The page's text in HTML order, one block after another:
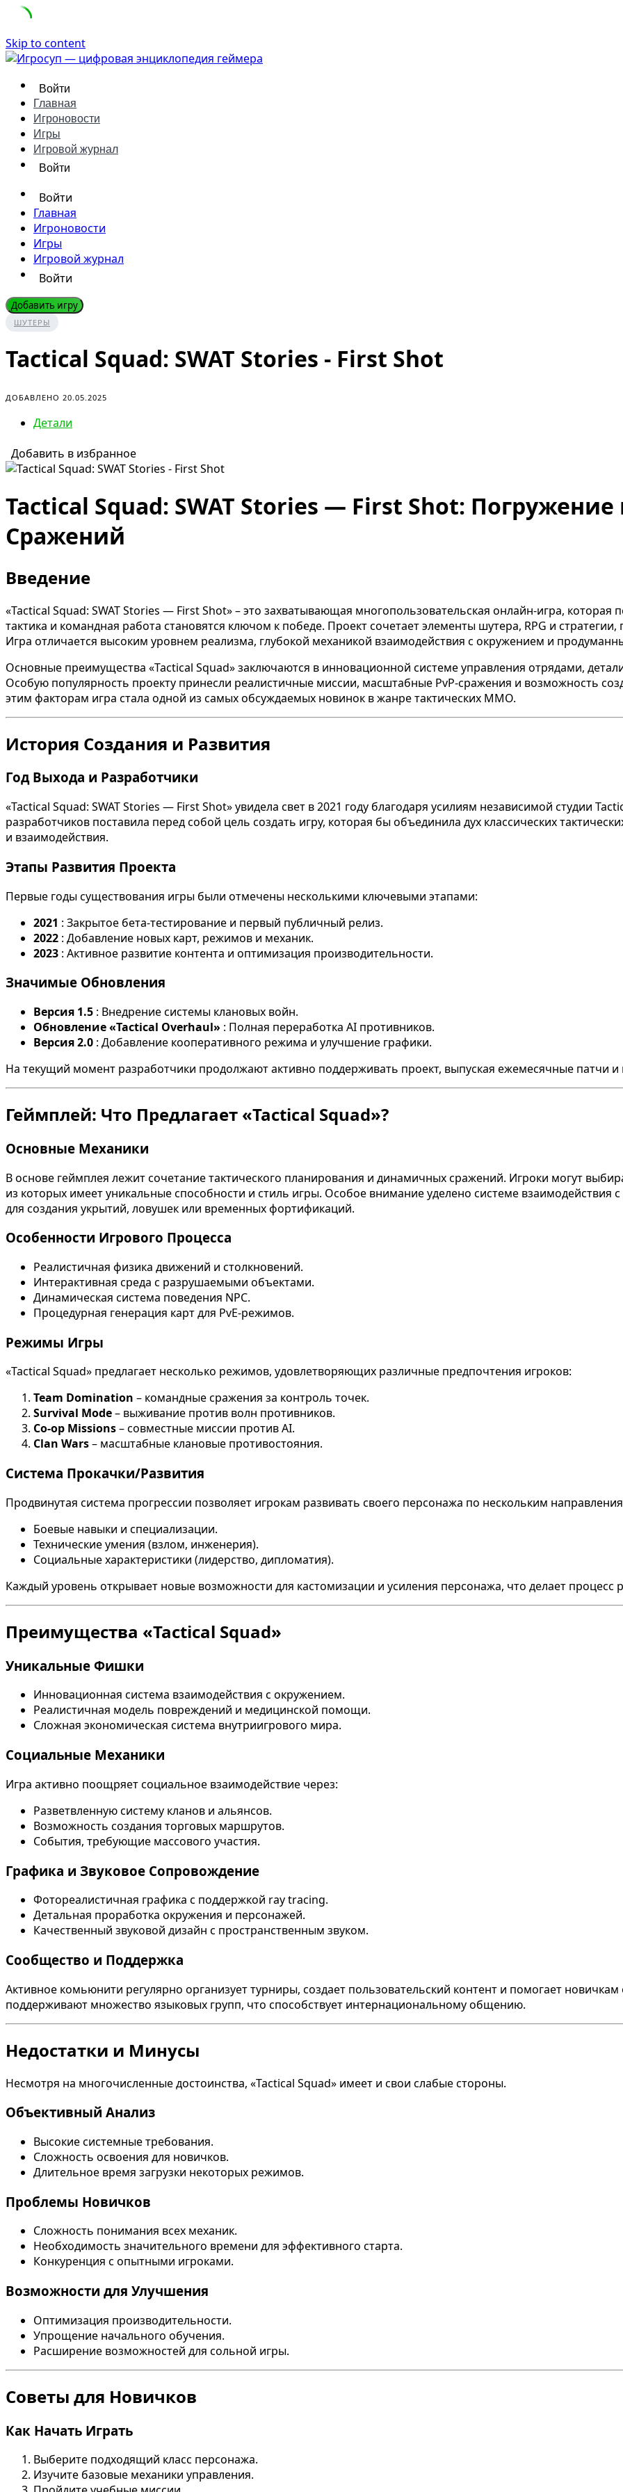
Skip to content
Войти
Главная
Игроновости
Игры
Игровой журнал
Войти
Войти
Главная
Игроновости
Игры
Игровой журнал
Войти
Добавить игру
ШУТЕРЫ
Tactical Squad: SWAT Stories - First Shot
ДОБАВЛЕНО 20.05.2025
Детали
Добавить в избранное
Tactical Squad: SWAT Stories — First Shot:
Сражений
Введение
«Tactical Squad: SWAT Stories — First Shot» – это захватывающая многопользовательская онлайн-игра, которая
тактика и командная работа становятся ключом к победе. Проект сочетает элементы шутера, RPG и
Игра отличается высоким уровнем реализма, глубокой механикой взаимодействия с окружением и
Основные преимущества «Tactical Squad» заключаются в инновационной системе управления отрядами,
Особую популярность проекту принесли реалистичные миссии, масштабные PvP-сражения и возможность
этим факторам игра стала одной из самых обсуждаемых новинок в жанре тактических MMO.
История Создания и Развития
Год Выхода и Разработчики
«Tactical Squad: SWAT Stories — First Shot» увидела свет в 2021 году благодаря усилиям независимой студии
разработчиков поставила перед собой цель создать игру, которая бы объединила дух классических
и взаимодействия.
Этапы Развития Проекта
Первые годы существования игры были отмечены несколькими ключевыми этапами:
2021 : Закрытое бета-тестирование и первый публичный релиз.
2022 : Добавление новых карт, режимов и механик.
2023 : Активное развитие контента и оптимизация производительности.
Значимые Обновления
Версия 1.5 : Внедрение системы клановых войн.
Обновление «Tactical Overhaul» : Полная переработка AI противников.
Версия 2.0 : Добавление кооперативного режима и улучшение графики.
На текущий момент разработчики продолжают активно поддерживать проект, выпуская ежемесячные патчи
Геймплей: Что Предлагает «Tactical Squad»?
Основные Механики
В основе геймплея лежит сочетание тактического планирования и динамичных сражений. Игроки могут
из которых имеет уникальные способности и стиль игры. Особое внимание уделено системе
для создания укрытий, ловушек или временных фортификаций.
Особенности Игрового Процесса
Реалистичная физика движений и столкновений.
Интерактивная среда с разрушаемыми объектами.
Динамическая система поведения NPC.
Процедурная генерация карт для PvE-режимов.
Режимы Игры
«Tactical Squad» предлагает несколько режимов, удовлетворяющих различные предпочтения игроков:
Team Domination – командные сражения за контроль точек.
Survival Mode– выживание против волн противников.
Co-op Missions– совместные миссии против AI.
Clan Wars– масштабные клановые противостояния.
Система Прокачки/Развития
Продвинутая система прогрессии позволяет игрокам развивать своего персонажа по нескольким
Боевые навыки и специализации.
Технические умения (взлом, инженерия).
Социальные характеристики (лидерство, дипломатия).
Каждый уровень открывает новые возможности для кастомизации и усиления персонажа, что делает процесс
Преимущества «Tactical Squad»
Уникальные Фишки
Инновационная система взаимодействия с окружением.
Реалистичная модель повреждений и медицинской помощи.
Сложная экономическая система внутриигрового мира.
Социальные Механики
Игра активно поощряет социальное взаимодействие через:
Разветвленную систему кланов и альянсов.
Возможность создания торговых маршрутов.
События, требующие массового участия.
Графика и Звуковое Сопровождение
Фотореалистичная графика с поддержкой ray tracing.
Детальная проработка окружения и персонажей.
Качественный звуковой дизайн с пространственным звуком.
Сообщество и Поддержка
Активное комьюнити регулярно организует турниры, создает пользовательский контент и помогает
поддерживают множество языковых групп, что способствует интернациональному общению.
Недостатки и Минусы
Несмотря на многочисленные достоинства, «Tactical Squad» имеет и свои слабые стороны.
Объективный Анализ
Высокие системные требования.
Сложность освоения для новичков.
Длительное время загрузки некоторых режимов.
Проблемы Новичков
Сложность понимания всех механик.
Необходимость значительного времени для эффективного старта.
Конкуренция с опытными игроками.
Возможности для Улучшения
Оптимизация производительности.
Упрощение начального обучения.
Расширение возможностей для сольной игры.
Советы для Новичков
Как Начать Играть
Выберите подходящий класс персонажа.
Изучите базовые механики управления.